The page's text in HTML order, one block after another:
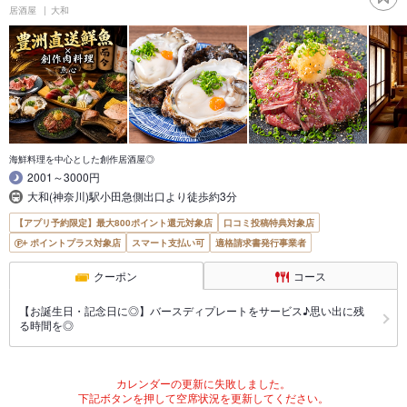
居酒屋 大和
海鮮料理を中心とした創作居酒屋◎
2001～3000円
大和(神奈川)駅小田急側出口より徒歩約3分
【アプリ予約限定】最大800ポイント還元対象店
口コミ投稿特典対象店
ポイントプラス対象店
スマート支払い可 適格請求書発行事業者
クーポン コース
【お誕生日・記念日に◎】バースディプレートをサービス♪思い出に残
る時間を◎
カレンダーの更新に失敗しました。
下記ボタンを押して空席状況を更新してください。